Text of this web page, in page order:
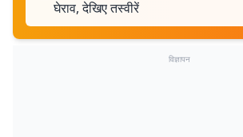
घेराव, देखिए तस्वीरें
विज्ञापन